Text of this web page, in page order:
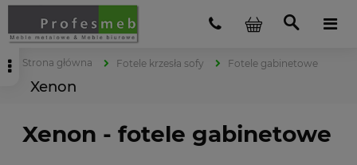
Strona główna Fotele krzesła sofy Fotele gabinetowe
Xenon
Xenon - fotele gabinetowe